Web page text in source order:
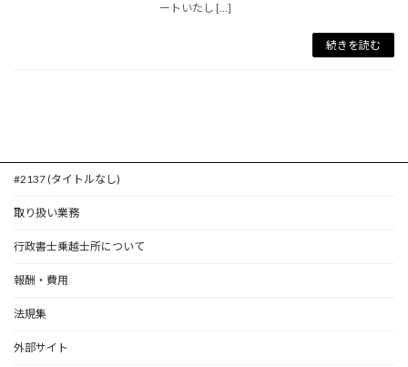
ートいたし […]
続きを読む
#2137 (タイトルなし)
取り扱い業務
行政書士乗越士所について
報酬・費用
法規集
外部サイト